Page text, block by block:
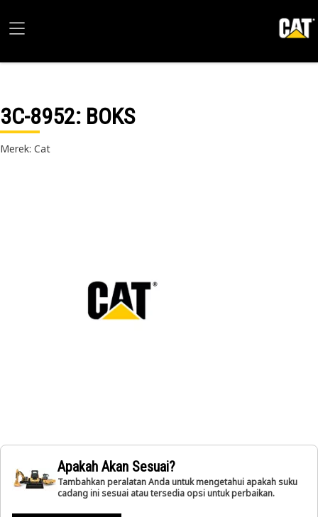
3C-8952: BOKS
Merek: Cat
Apakah Akan Sesuai?
Tambahkan peralatan Anda untuk mengetahui apakah suku
cadang ini sesuai atau tersedia opsi untuk perbaikan.